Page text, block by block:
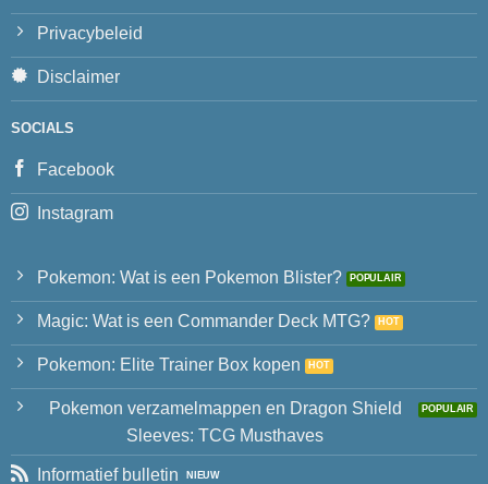
Privacybeleid
Disclaimer
SOCIALS
Facebook
Instagram
Pokemon: Wat is een Pokemon Blister?
Magic: Wat is een Commander Deck MTG?
Pokemon: Elite Trainer Box kopen
Pokemon verzamelmappen en Dragon Shield
Sleeves: TCG Musthaves
Informatief bulletin